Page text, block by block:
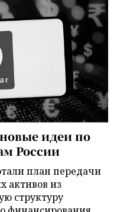
идеи по
России
план передачи
активов из
структуру